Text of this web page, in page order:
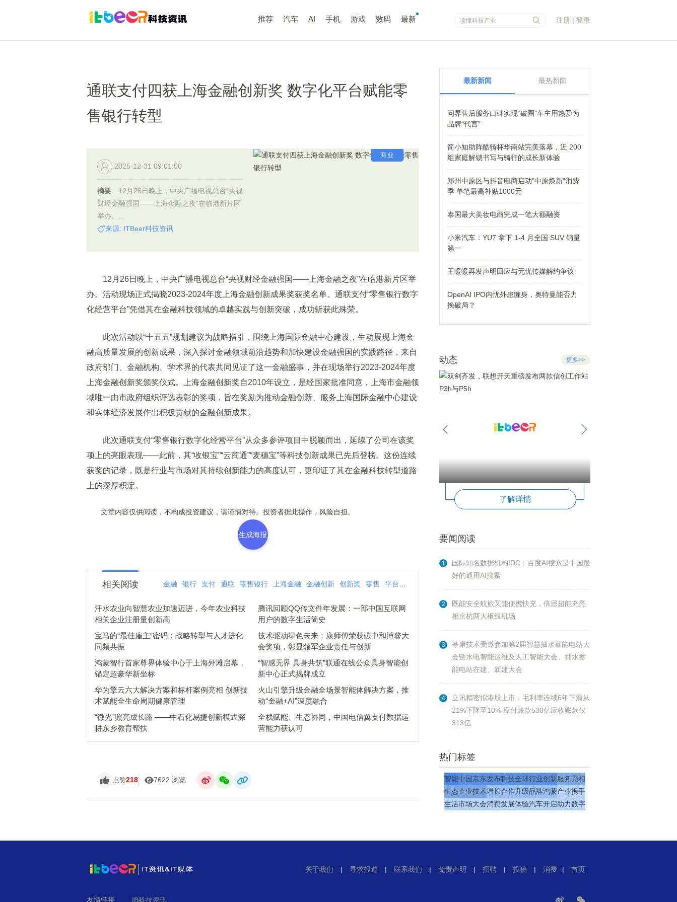
推荐 汽车 AI 手机 游戏 数码 最新 注册 | 登录
通联支付四获上海金融创新奖 数字化平台赋能零
售银行转型
商业
2025-12-31 09:01:50
摘要
12月26日晚上，中央广播电视总台“央视
财经金融强国——上海金融之夜”在临港新片区
举办。...
来源: ITBeer科技资讯
12月26日晚上，中央广播电视总台“央视财经金融强国——上海金融之夜”在临港新片区举
办。活动现场正式揭晓2023-2024年度上海金融创新成果奖获奖名单。通联支付“零售银行数字
化经营平台”凭借其在金融科技领域的卓越实践与创新突破，成功斩获此殊荣。
此次活动以“十五五”规划建议为战略指引，围绕上海国际金融中心建设，生动展现上海金
融高质量发展的创新成果，深入探讨金融领域前沿趋势和加快建设金融强国的实践路径，来自
政府部门、金融机构、学术界的代表共同见证了这一金融盛事，并在现场举行2023-2024年度
上海金融创新奖颁奖仪式。上海金融创新奖自2010年设立，是经国家批准同意，上海市金融领
域唯一由市政府组织评选表彰的奖项，旨在奖励为推动金融创新、服务上海国际金融中心建设
和实体经济发展作出积极贡献的金融创新成果。
此次通联支付“零售银行数字化经营平台”从众多参评项目中脱颖而出，延续了公司在该奖
项上的亮眼表现——此前，其“收银宝”“云商通”“麦穗宝”等科技创新成果已先后登榜。这份连续
获奖的记录，既是行业与市场对其持续创新能力的高度认可，更印证了其在金融科技转型道路
上的深厚积淀。
文章内容仅供阅读，不构成投资建议，请谨慎对待。投资者据此操作，风险自担。
生成海报
相关阅读 金融 银行 支付 通联 零售银行 上海金融 金融创新 创新奖 零售 平台
汗水农业向智慧农业加速迈进，今年农业科技
相关企业注册量创新高
腾讯回顾QQ传文件年发展：一部中国互联网
用户的数字生活简史
宝马的“最佳雇主”密码：战略转型与人才进化
同频共振
技术驱动绿色未来：康师傅荣获碳中和博鳌大
会奖项，彰显领军企业责任与创新
鸿蒙智行首家尊界体验中心于上海外滩启幕，
锚定超豪华新坐标
“智感无界 具身共筑”联通在线公众具身智能创
新中心正式揭牌成立
华为擎云六大解决方案和标杆案例亮相 创新技
术赋能全生命周期健康管理
火山引擎升级金融全场景智能体解决方案，推
动“金融+AI”深度融合
“微光”照亮成长路 ——中石化易捷创新模式深
耕东乡教育帮扶
全栈赋能、生态协同，中国电信翼支付数据运
营能力获认可
点赞218 7622 浏览
最新新闻 最热新闻
问界售后服务口碑实现“破圈”车主用热爱为
品牌“代言”
简小知助阵酷骑杯华南站完美落幕，近 200
组家庭解锁书写与骑行的成长新体验
郑州中原区与抖音电商启动"中原焕新"消费
季 单笔最高补贴1000元
泰国最大美妆电商完成一笔大额融资
小米汽车：YU7 拿下 1-4 月全国 SUV 销量
第一
王暖暖再发声明回应与无忧传媒解约争议
OpenAI IPO内忧外患缠身，奥特曼能否力
挽破局？
动态 更多>>
了解详情
要闻阅读
1
国际知名数据机构IDC：百度AI搜索是中国最
好的通用AI搜索
2
既能安全航旅又能便携快充，倍思超能充亮
相京杭两大枢纽机场
3
基康技术受邀参加第2届智慧抽水蓄能电站大
会暨水电智能运维及人工智能大会、抽水蓄
能电站在建、新建大会
4
立讯精密拟港股上市：毛利率连续6年下滑从
21%下降至10% 应付账款530亿应收账款仅
313亿
热门标签
智能中国京东发布科技全球行业创新服务亮相
生态企业技术增长合作升级品牌鸿蒙产业携手
生活市场大会消费发展体验汽车开启助力数字
关于我们 | 寻求报道 | 联系我们 | 免责声明 | 招聘 | 投稿 | 消费 | 首页
友情链接 IB科技资讯